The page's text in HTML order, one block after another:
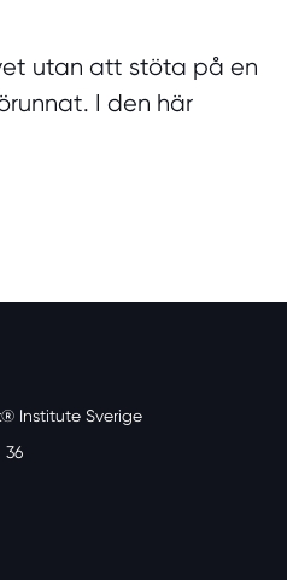
utan att stöta på en
I den här
Institute Sverige
36